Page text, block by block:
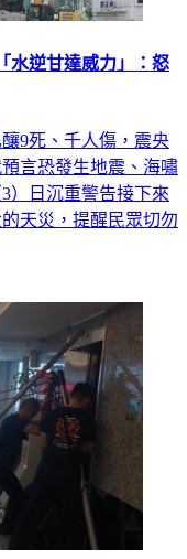
水逆甘達威力」：怒
9死、千人傷，震央
言恐發生地震、海嘯
）日沉重警告接下來
天災，提醒民眾切勿